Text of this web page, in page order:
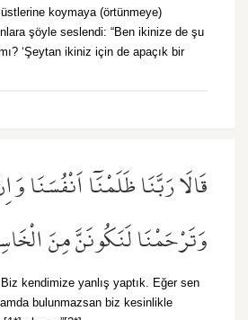
üstlerine koymaya (örtünmeye)
şöyle seslendi: “Ben ikinize de şu
‘Şeytan ikiniz için de apaçık bir
قَالَا رَبَّنَا ظَلَمْنَٓا اَنْفُسَنَا
وَتَرْحَمْنَا لَنَكُونَنَّ مِنَ
kendimize yanlış yaptık. Eğer sen
bulunmazsan biz kesinlikle